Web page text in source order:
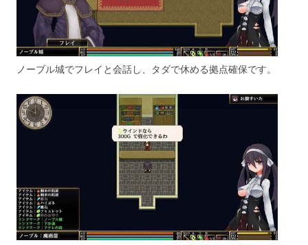
ノーブル城でフレイと会話し、タダで休める拠点確保です。